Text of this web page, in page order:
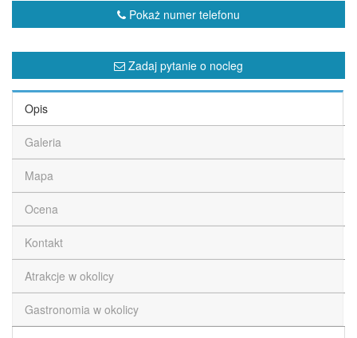
Pokaż numer telefonu
Zadaj pytanie o nocleg
Opis
Galeria
Mapa
Ocena
Kontakt
Atrakcje w okolicy
Gastronomia w okolicy